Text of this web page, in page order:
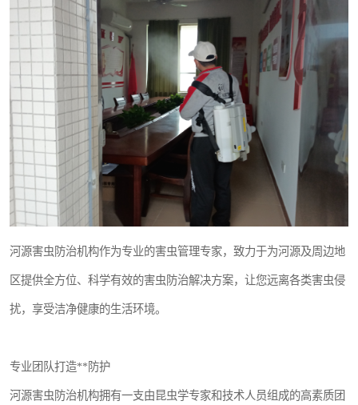
河源害虫防治机构作为专业的害虫管理专家，致力于为河源及周边地
区提供全方位、科学有效的害虫防治解决方案，让您远离各类害虫侵
扰，享受洁净健康的生活环境。
专业团队打造**防护
河源害虫防治机构拥有一支由昆虫学专家和技术人员组成的高素质团